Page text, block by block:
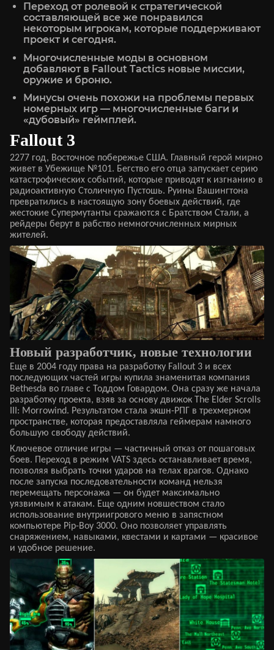
Переход от ролевой к стратегической
составляющей все же понравился
некоторым игрокам, которые поддерживают
проект и сегодня.
Многочисленные моды в основном
добавляют в Fallout Tactics новые миссии,
оружие и броню.
Минусы очень похожи на проблемы первых
номерных игр — многочисленные баги и
«дубовый» геймплей.
Fallout 3
2277 год, Восточное побережье США. Главный герой мирно
живет в Убежище №101. Бегство его отца запускает серию
катастрофических событий, которые приводят к изгнанию в
радиоактивную Столичную Пустошь. Руины Вашингтона
превратились в настоящую зону боевых действий, где
жестокие Супермутанты сражаются с Братством Стали, а
рейдеры берут в рабство немногочисленных мирных
жителей.
Новый разработчик, новые технологии
Еще в 2004 году права на разработку Fallout 3 и всех
последующих частей игры купила знаменитая компания
Bethesda во главе с Тоддом Говардом. Она сразу же начала
разработку проекта, взяв за основу движок The Elder Scrolls
III: Morrowind. Результатом стала экшн-РПГ в трехмерном
пространстве, которая предоставляла геймерам намного
большую свободу действий.
Ключевое отличие игры — частичный отказ от пошаговых
боев. Переход в режим VATS здесь останавливает время,
позволяя выбрать точки ударов на телах врагов. Однако
после запуска последовательности команд нельзя
перемещать персонажа — он будет максимально
уязвимым к атакам. Еще одним новшеством стало
использование внутриигрового меню в запястном
компьютере Pip-Boy 3000. Оно позволяет управлять
снаряжением, навыками, квестами и картами — красивое
и удобное решение.